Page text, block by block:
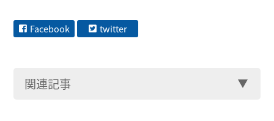
Facebook twitter
関連記事